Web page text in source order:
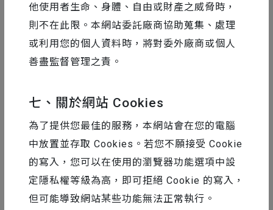
他使用者生命、身體、自由或財產之威脅時，
則不在此限。本網站委託廠商協助蒐集、處理
或利用您的個人資料時，將對委外廠商或個人
善盡監督管理之責。
七、關於網站 Cookies
為了提供您最佳的服務，本網站會在您的電腦
中放置並存取 Cookies。若您不願接受 Cookie
的寫入，您可以在使用的瀏覽器功能選項中設
定隱私權等級為高，即可拒絕 Cookie 的寫入，
但可能導致網站某些功能無法正常執行。
陳柏尹 Motioner 二棲知學 創辦人
任動畫總監。曾參與五屆金曲獎、國慶日等知名專案之
Disney、Pinkoi、麥當勞、五月天、桃園全運會⋯等製
作影像動態。
更與 Apple 合作線上教育內容，在跨平台間累積超過
14,000 的學生人數。也廣受各大知名院校之邀，舉辦各